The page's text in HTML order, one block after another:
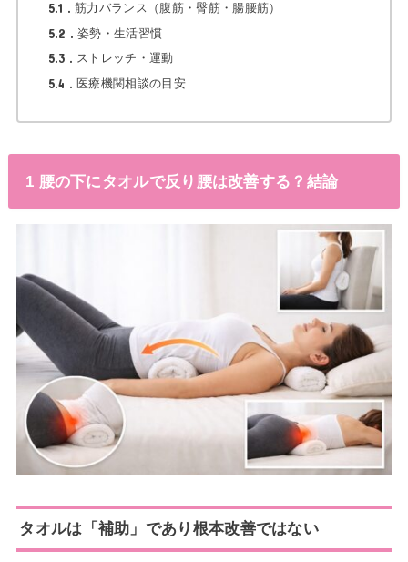
5.1 筋力バランス（腹筋・臀筋・腸腰筋）
5.2 姿勢・生活習慣
5.3 ストレッチ・運動
5.4 医療機関相談の目安
1 腰の下にタオルで反り腰は改善する？結論
タオルは「補助」であり根本改善ではない